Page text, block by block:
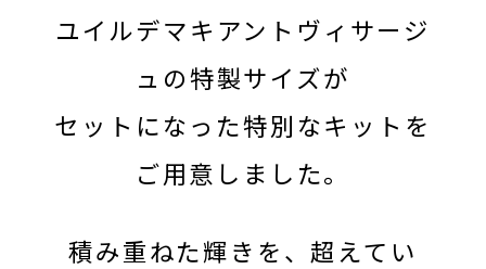
ユイルデマキアントヴィサージ
ュの特製サイズが
セットになった特別なキットを
ご用意しました。
積み重ねた輝きを、超えてい